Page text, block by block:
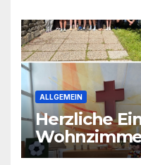
ALLGEMEIN
Herzliche
unseren